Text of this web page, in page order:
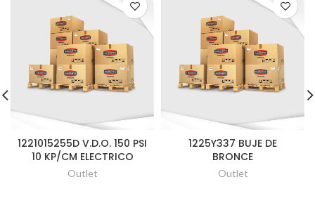
1221015255D V.D.O. 150 PSI
10 KP/CM ELECTRICO
Outlet
1225Y337 BUJE DE
BRONCE
Outlet